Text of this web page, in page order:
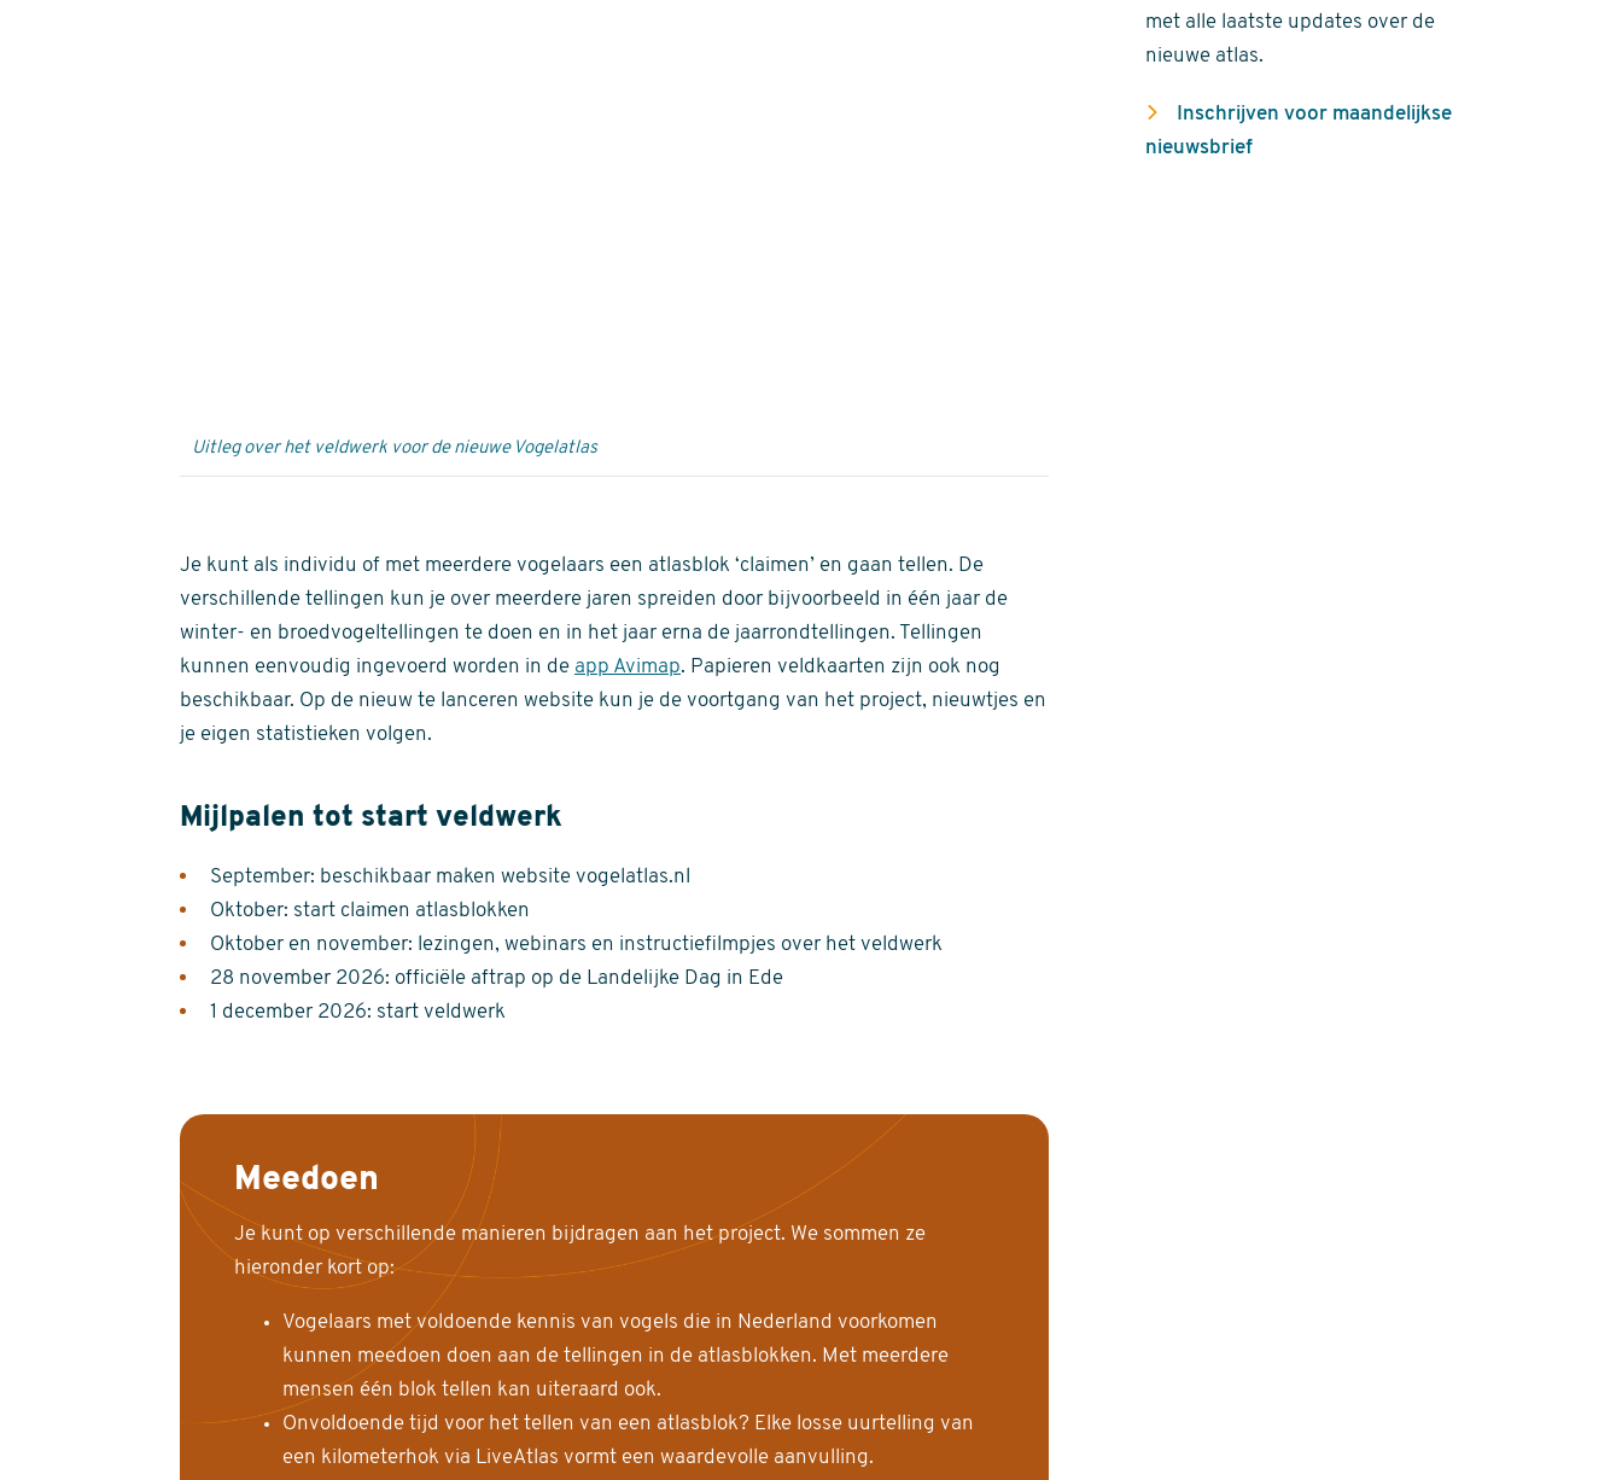
Uitleg over het veldwerk voor de nieuwe Vogelatlas
Je kunt als individu of met meerdere vogelaars een atlasblok ‘claimen’ en gaan tellen. De
verschillende tellingen kun je over meerdere jaren spreiden door bijvoorbeeld in één jaar de
winter- en broedvogeltellingen te doen en in het jaar erna de jaarrondtellingen. Tellingen
kunnen eenvoudig ingevoerd worden in de app Avimap. Papieren veldkaarten zijn ook nog
beschikbaar. Op de nieuw te lanceren website kun je de voortgang van het project, nieuwtjes en
je eigen statistieken volgen.
Mijlpalen tot start veldwerk
September: beschikbaar maken website vogelatlas.nl
Oktober: start claimen atlasblokken
Oktober en november: lezingen, webinars en instructiefilmpjes over het veldwerk
28 november 2026: officiële aftrap op de Landelijke Dag in Ede
1 december 2026: start veldwerk
Meedoen
Je kunt op verschillende manieren bijdragen aan het project. We sommen ze
hieronder kort op:
Vogelaars met voldoende kennis van vogels die in Nederland voorkomen
kunnen meedoen doen aan de tellingen in de atlasblokken. Met meerdere
mensen één blok tellen kan uiteraard ook.
Onvoldoende tijd voor het tellen van een atlasblok? Elke losse uurtelling van
een kilometerhok via LiveAtlas vormt een waardevolle aanvulling.
met alle laatste updates over de
nieuwe atlas.
Inschrijven voor maandelijkse
nieuwsbrief